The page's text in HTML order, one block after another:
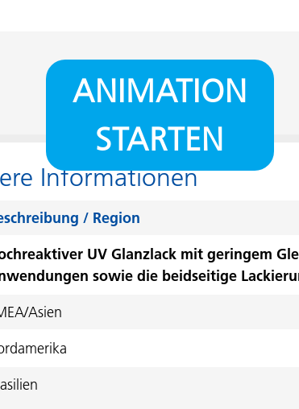
ANIMATION
STARTEN
Informationen
/ Region
UV Glanzlack mit geringem
sowie die beidseitige
Asien